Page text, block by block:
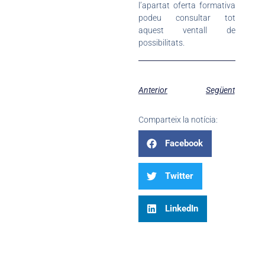
l’apartat oferta formativa
podeu consultar tot
aquest ventall de
possibilitats.
Anterior Següent
Comparteix la notícia:
Facebook
Twitter
LinkedIn